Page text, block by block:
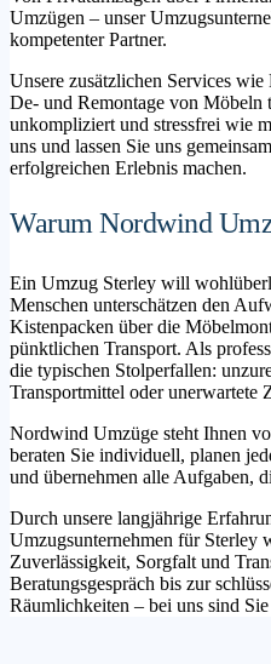
Umzügen – unser
kompetenter Partner.
Unsere zusätzlichen Services
De- und Remontage von Möbeln
unkompliziert und stressfrei wie
uns und lassen Sie uns
erfolgreichen Erlebnis machen.
Warum Nordwind
Ein Umzug Sterley will
Menschen unterschätzen den
Kistenpacken über die
pünktlichen Transport. Als
die typischen Stolperfallen:
Transportmittel oder unerwartete
Nordwind Umzüge steht Ihnen
beraten Sie individuell, planen
und übernehmen alle Aufgaben,
Durch unsere langjährige
Umzugsunternehmen für Sterley
Zuverlässigkeit, Sorgfalt und
Beratungsgespräch bis zur
Räumlichkeiten – bei uns sind